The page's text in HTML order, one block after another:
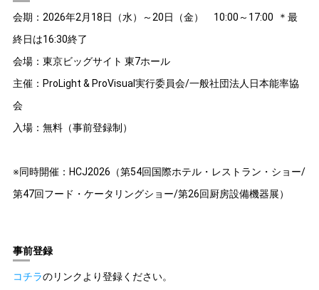
会期：2026年2月18日（水）～20日（金） 10:00～17:00 ＊最
終日は16:30終了
会場：東京ビッグサイト 東7ホール
主催：ProLight & ProVisual実行委員会/一般社団法人日本能率協
会
入場：無料（事前登録制）
※同時開催：HCJ2026（第54回国際ホテル・レストラン・ショー/
第47回フード・ケータリングショー/第26回厨房設備機器展）
事前登録
コチラのリンクより登録ください。